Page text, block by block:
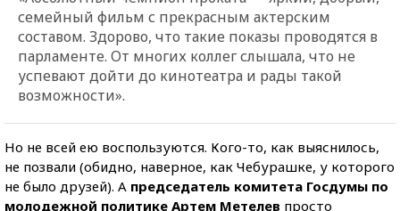
семейный фильм с прекрасным актерским
составом. Здорово, что такие показы проводятся в
парламенте. От многих коллег слышала, что не
успевают дойти до кинотеатра и рады такой
возможности».
Но не всей ею воспользуются. Кого-то, как выяснилось,
не позвали (обидно, наверное, как Чебурашке, у которого
не было друзей). А председатель комитета Госдумы по
молодежной политике Артем Метелев просто